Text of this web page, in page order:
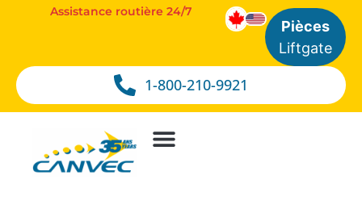
1-800-210-9921
Assistance routière 24/7
Pièces
Liftgate